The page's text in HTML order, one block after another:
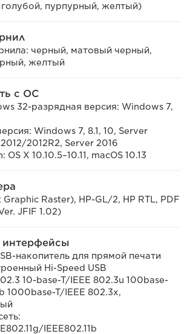
пурпурный, желтый)
черный, матовый черный,
желтый
с ОС
32-разрядная версия: Windows 7,
Windows 7, 8.1, 10, Server
2012R2, Server 2016
X 10.10.5–10.11, macOS 10.13
Graphic Raster), HP-GL/2, HP RTL, PDF
JFIF 1.02)
интерфейсы
накопитель для прямой печати
Hi-Speed USB
10-base-T/IEEE 802.3u 100base-
1000base-T/IEEE 802.3x,
IEEE802.11b